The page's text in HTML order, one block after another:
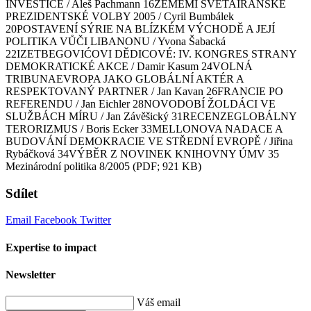
INVESTICE / Aleš Pachmann 16ZEMĚMI SVĚTAÍRÁNSKÉ
PREZIDENTSKÉ VOLBY 2005 / Cyril Bumbálek
20POSTAVENÍ SÝRIE NA BLÍZKÉM VÝCHODĚ A JEJÍ
POLITIKA VŮČI LIBANONU / Yvona Šabacká
22IZETBEGOVIĆOVI DĚDICOVÉ: IV. KONGRES STRANY
DEMOKRATICKÉ AKCE / Damir Kasum 24VOLNÁ
TRIBUNAEVROPA JAKO GLOBÁLNÍ AKTÉR A
RESPEKTOVANÝ PARTNER / Jan Kavan 26FRANCIE PO
REFERENDU / Jan Eichler 28NOVODOBÍ ŽOLDÁCI VE
SLUŽBÁCH MÍRU / Jan Závěšický 31RECENZEGLOBÁLNY
TERORIZMUS / Boris Ecker 33MELLONOVA NADACE A
BUDOVÁNÍ DEMOKRACIE VE STŘEDNÍ EVROPĚ / Jiřina
Rybáčková 34VÝBĚR Z NOVINEK KNIHOVNY ÚMV 35
Mezinárodní politika 8/2005 (PDF; 921 KB)
Sdílet
Email Facebook Twitter
Expertise to impact
Newsletter
Váš email